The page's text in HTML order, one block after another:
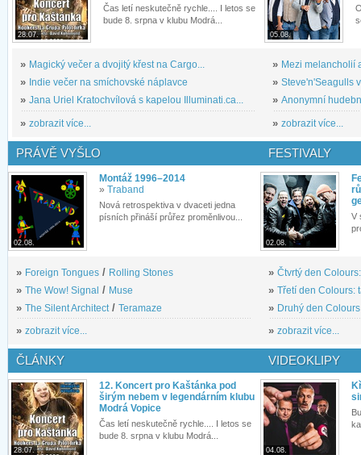
28.07.
Čas letí neskutečně rychle.... I letos se
bude 8. srpna v klubu Modrá...
» Magický večer a dvojitý křest na Cargo...
» Indie večer na smíchovské náplavce
» Jana Uriel Kratochvílová s kapelou Illuminati.ca...
» zobrazit více...
05.08.
» Mezi melancholií
» Steve'n'Seagulls
» Anonymní
» zobrazit více...
PRÁVĚ VYŠLO
02.08.
Montáž 1996–2014
» Traband
Nová retrospektiva v dvaceti jedna
písních přináší průřez proměnlivou...
» Foreign Tongues / Rolling Stones
» The Wow! Signal / Muse
» The Silent Architect / Teramaze
» zobrazit více...
FESTIVALY
02.08.
V
» Čtvrtý den
» Třetí den Colours:
» Druhý den
» zobrazit více...
ČLÁNKY
28.07.
12. Koncert pro Kaštánka pod
širým nebem v legendárním klubu
Modrá Vopice
Čas letí neskutečně rychle.... I letos se
bude 8. srpna v klubu Modrá...
VIDEOKLIPY
04.08.